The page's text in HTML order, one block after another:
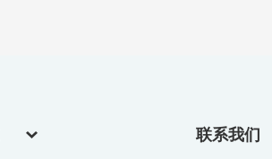
联系我们